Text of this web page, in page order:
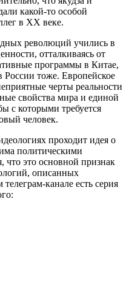
какой-то особой
в ХХ веке.
революций учились в
отталкиваясь от
программы в Китае,
тоже. Европейское
черты реальности
свойства мира и единой
с которыми требуется
человек.
проходит идея о
политическими
что это основной признак
описанных
канале есть серия